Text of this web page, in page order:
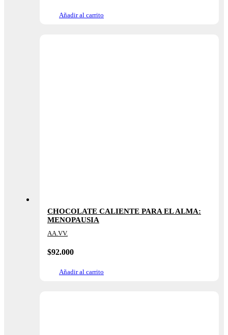
Añadir al carrito
CHOCOLATE CALIENTE PARA EL ALMA:
MENOPAUSIA
AA.VV.
$92.000
Añadir al carrito